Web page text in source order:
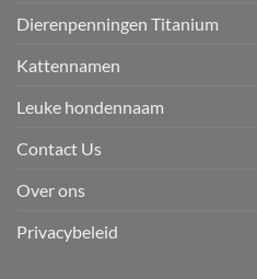
Dierenpenningen Titanium
Kattennamen
Leuke hondennaam
Contact Us
Over ons
Privacybeleid